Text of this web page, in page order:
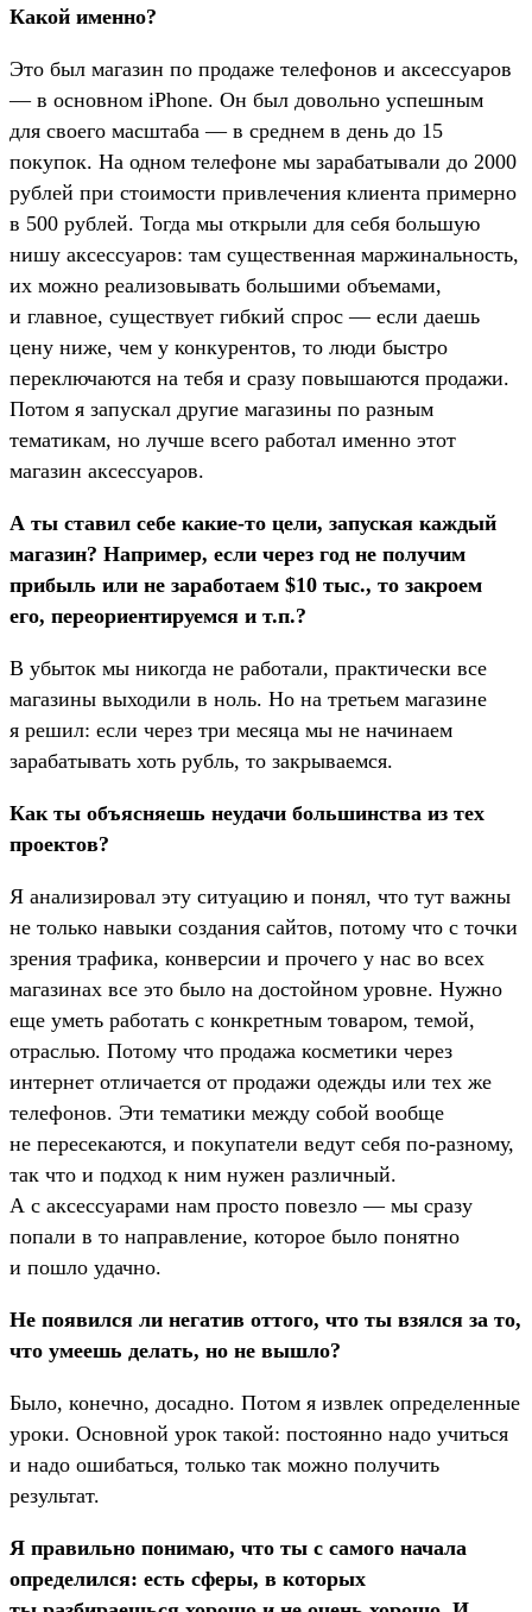
Какой именно?
Это был магазин по продаже телефонов и аксессуаров
— в основном iPhone. Он был довольно успешным
для своего масштаба — в среднем в день до 15
покупок. На одном телефоне мы зарабатывали до 2000
рублей при стоимости привлечения клиента примерно
в 500 рублей. Тогда мы открыли для себя большую
нишу аксессуаров: там существенная маржинальность,
их можно реализовывать большими объемами,
и главное, существует гибкий спрос — если даешь
цену ниже, чем у конкурентов, то люди быстро
переключаются на тебя и сразу повышаются продажи.
Потом я запускал другие магазины по разным
тематикам, но лучше всего работал именно этот
магазин аксессуаров.
А ты ставил себе какие-то цели, запуская каждый
магазин? Например, если через год не получим
прибыль или не заработаем $10 тыс., то закроем
его, переориентируемся и т.п.?
В убыток мы никогда не работали, практически все
магазины выходили в ноль. Но на третьем магазине
я решил: если через три месяца мы не начинаем
зарабатывать хоть рубль, то закрываемся.
Как ты объясняешь неудачи большинства из тех
проектов?
Я анализировал эту ситуацию и понял, что тут важны
не только навыки создания сайтов, потому что с точки
зрения трафика, конверсии и прочего у нас во всех
магазинах все это было на достойном уровне. Нужно
еще уметь работать с конкретным товаром, темой,
отраслью. Потому что продажа косметики через
интернет отличается от продажи одежды или тех же
телефонов. Эти тематики между собой вообще
не пересекаются, и покупатели ведут себя по-разному,
так что и подход к ним нужен различный.
А с аксессуарами нам просто повезло — мы сразу
попали в то направление, которое было понятно
и пошло удачно.
Не появился ли негатив оттого, что ты взялся за то,
что умеешь делать, но не вышло?
Было, конечно, досадно. Потом я извлек определенные
уроки. Основной урок такой: постоянно надо учиться
и надо ошибаться, только так можно получить
результат.
Я правильно понимаю, что ты с самого начала
определился: есть сферы, в которых